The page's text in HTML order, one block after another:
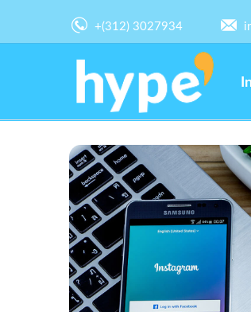
+(312) 3027934